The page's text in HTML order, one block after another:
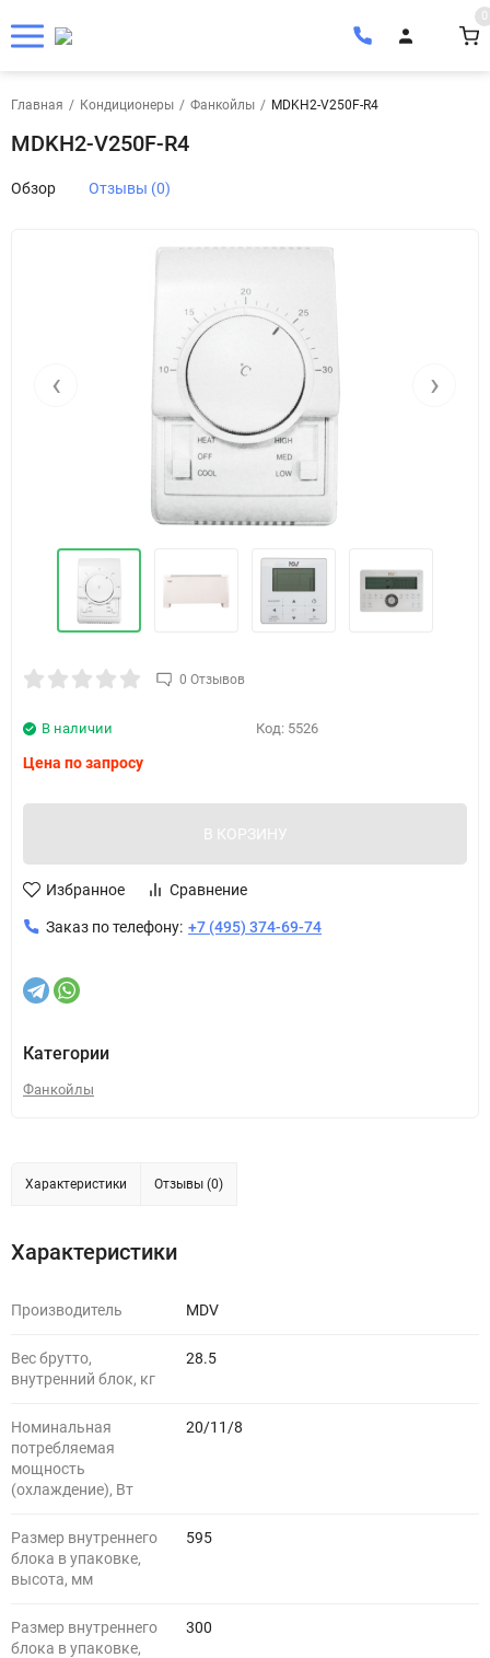
0
Главная / Кондиционеры / Фанкойлы / MDKH2-V250F-R4
MDKH2-V250F-R4
Обзор Отзывы (0)
‹ ›
0 Отзывов
Код: 5526
В наличии
Цена по запросу
В КОРЗИНУ
Избранное Сравнение
Заказ по телефону: +7 (495) 374-69-74
Категории
Фанкойлы
Характеристики Отзывы (0)
Характеристики
Производитель MDV
Вес брутто,
внутренний блок, кг
28.5
Номинальная
потребляемая
мощность
(охлаждение), Вт
20/11/8
Размер внутреннего
блока в упаковке,
высота, мм
595
Размер внутреннего
блока в упаковке,
300